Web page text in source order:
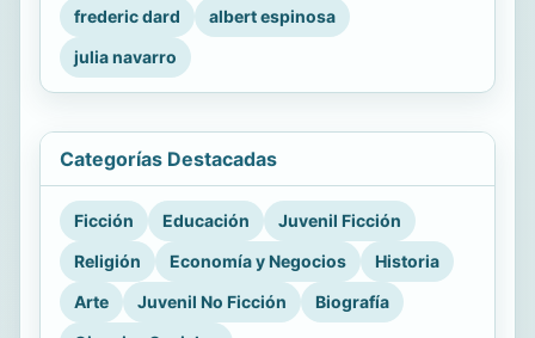
frederic dard
albert espinosa
julia navarro
Categorías Destacadas
Ficción Educación
Juvenil Ficción
Religión
Economía y Negocios
Historia
Arte
Juvenil No Ficción
Biografía